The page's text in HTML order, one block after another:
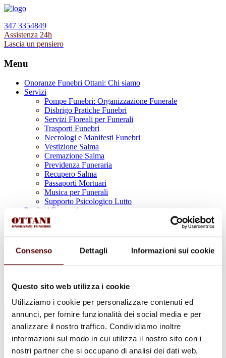
Consenso Dettagli Informazioni sui cookie
Questo sito web utilizza i cookie
Utilizziamo i cookie per personalizzare contenuti ed
annunci, per fornire funzionalità dei social media e per
analizzare il nostro traffico. Condividiamo inoltre
informazioni sul modo in cui utilizza il nostro sito con i
nostri partner che si occupano di analisi dei dati web,
347 3354849
Assistenza 24h
Lascia un pensiero
Menu
Onoranze Funebri Ottani: Chi siamo
Servizi
Pompe Funebri: Organizzazione Funerale
Disbrigo Pratiche Funebri
Servizi Floreali per Funerali
Trasporti Funebri
Necrologi e Manifesti Funebri
Vestizione Salma
Cremazione Salma
Previdenza Funeraria
Recupero Salma
Passaporti Mortuari
Musica per Funerali
Supporto Psicologico Lutto
Prodotti Funerari
Lapidi, Lastre tombali e Monumenti Funerari
Urne Cinerarie
Allestimento Funebre
Cofani Funebri
In caso di decesso
Necrologi
Sedi Onoranze Funebri Ottani
per: